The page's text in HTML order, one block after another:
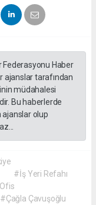
Haber
ajanslar tarafından
müdahalesi
Bu haberlerde
olup
#İş Yeri Refahı
#Çağla Çavuşoğlu